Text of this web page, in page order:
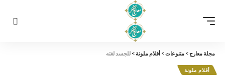
مجلة معارج> متنوعات> أقلام ملونة> للجسد لغته
أقلام ملونة